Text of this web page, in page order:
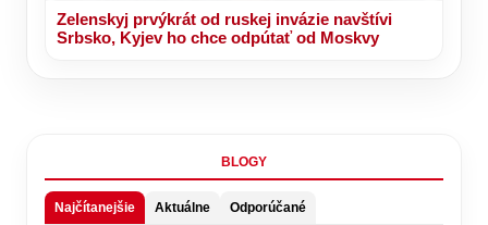
Zelenskyj prvýkrát od ruskej invázie navštívi
Srbsko, Kyjev ho chce odpútať od Moskvy
BLOGY
Najčítanejšie Aktuálne Odporúčané